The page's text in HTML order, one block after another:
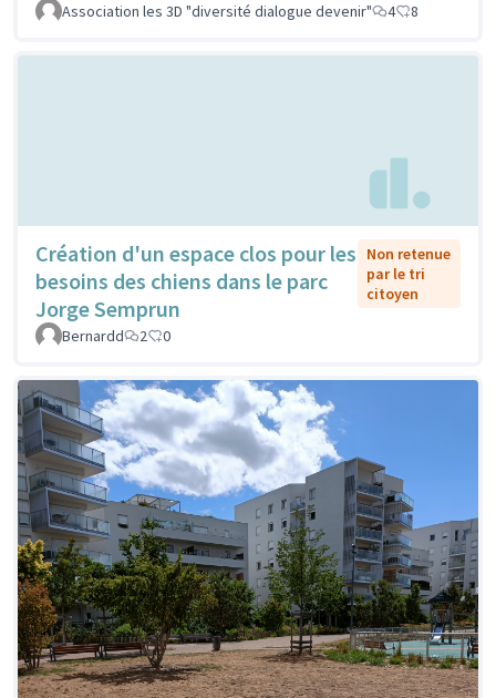
Association les 3D "diversité dialogue devenir" 4 8
Création d'un espace clos pour les
besoins des chiens dans le parc
Jorge Semprun
Non retenue
par le tri
citoyen
Bernardd 2 0